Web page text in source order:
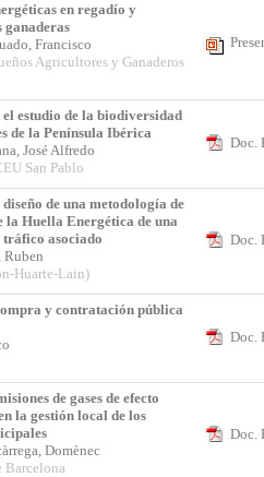
en regadío y
ganaderas
Francisco
Agricultores y Ganaderos
el estudio de la biodiversidad
de la Península Ibérica
José Alfredo
San Pablo
Doc.
diseño de una metodología de
la Huella Energética de una
asociado
Ruben
Huarte-Lain)
Doc.
y contratación pública
Doc.
de gases de efecto
la gestión local de los
Domènec
Barcelona
Doc.